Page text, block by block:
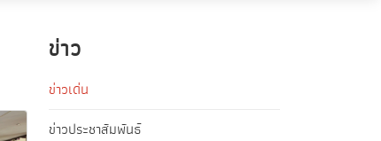
ข่าว
ข่าวเด่น
ข่าวประชาสัมพันธ์